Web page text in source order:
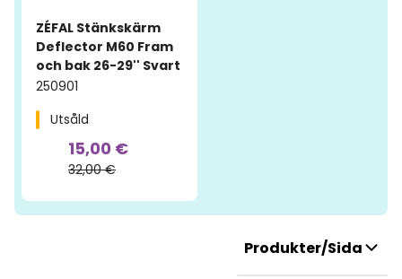
ZÉFAL Stänkskärm
Deflector M60 Fram
och bak 26-29'' Svart
250901
Utsåld
15,00 €
32,00 €
Produkter/Sida